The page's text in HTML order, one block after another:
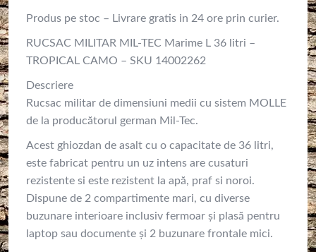
Produs pe stoc – Livrare gratis in 24 ore prin curier.
RUCSAC MILITAR MIL-TEC Marime L 36 litri –
TROPICAL CAMO – SKU 14002262
Descriere
Rucsac militar de dimensiuni medii cu sistem MOLLE
de la producătorul german Mil-Tec.
Acest ghiozdan de asalt cu o capacitate de 36 litri,
este fabricat pentru un uz intens are cusaturi
rezistente si este rezistent la apă, praf si noroi.
Dispune de 2 compartimente mari, cu diverse
buzunare interioare inclusiv fermoar și plasă pentru
laptop sau documente și 2 buzunare frontale mici.